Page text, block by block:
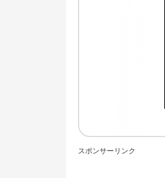
スポンサーリンク